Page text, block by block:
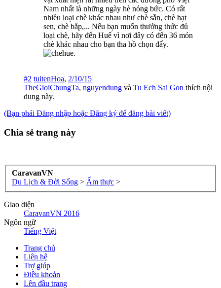
Nam nhất là những ngày hè nóng bức. Có rất
nhiều loại chè khác nhau như chè sắn, chè hạt
sen, chè bắp,... Nếu bạn muốn thưởng thức đủ
loại chè, hãy đến Huế vì nơi đây có đến 36 món
chè khác nhau cho bạn tha hồ chọn đấy.
#2 tuitenHoa, 2/10/15
TheGioiChungTa, nguyendung và Tu Ech Sai Gon thích nội
dung này.
(Bạn phải Đăng nhập hoặc Đăng ký để đăng bài viết)
Chia sẻ trang này
CaravanVN
Du Lịch & Đời Sống > Ẩm thực >
Giao diện
CaravanVN 2016
Ngôn ngữ
Tiếng Việt
Trang chủ
Liên hệ
Trợ giúp
Điều khoản
Lên đầu trang